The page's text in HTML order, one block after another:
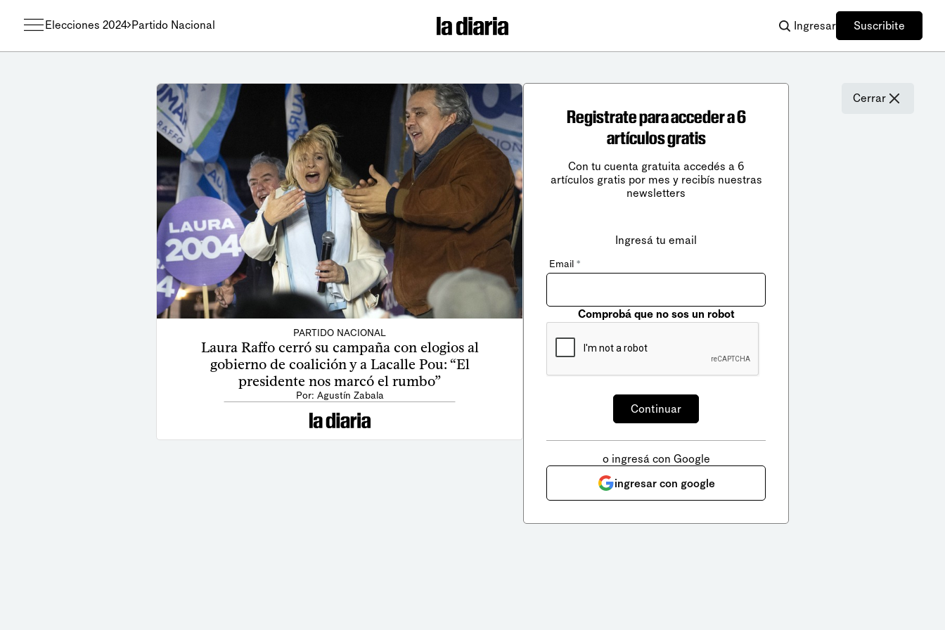
Elecciones 2024 Partido Nacional Ingresar Suscribite
PARTIDO NACIONAL
Laura Raffo cerró su campaña con elogios al
gobierno de coalición y a Lacalle Pou: “El
presidente nos marcó el rumbo”
Por: Agustín Zabala
Cerrar
Registrate para acceder a 6
artículos gratis
Con tu cuenta gratuita accedés a 6
artículos gratis por mes y recibís nuestras
newsletters
Ingresá tu email
Email *
Comprobá que no sos un robot
o ingresá con Google
ingresar con google